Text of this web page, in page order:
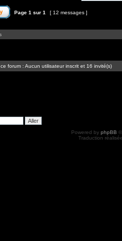
Page 1 sur 1 [ 12 messages ]
forum : Aucun utilisateur inscrit et 16 invité(s)
Powered by phpBB
Traduction